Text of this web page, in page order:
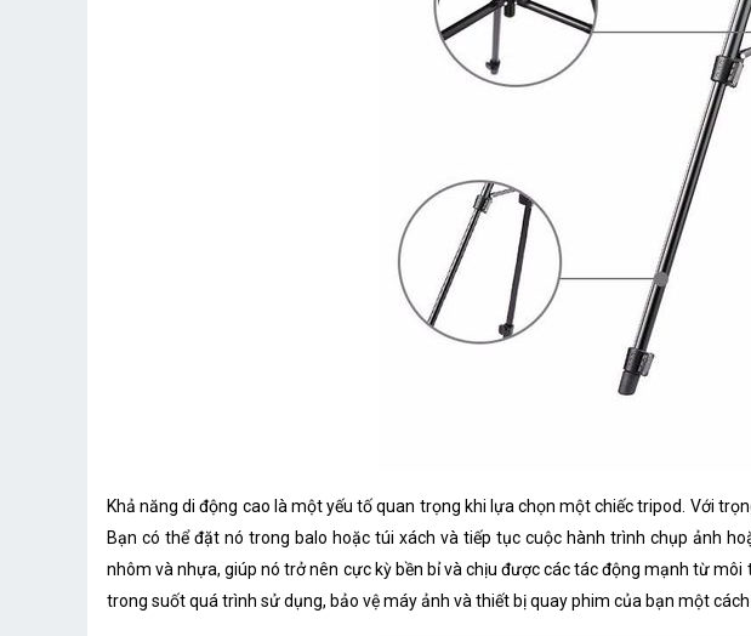
Khả năng di động cao là một yếu tố quan trọng khi lựa chọn một chiếc tripod. Với
Bạn có thể đặt nó trong balo hoặc túi xách và tiếp tục cuộc hành trình chụp ảnh
nhôm và nhựa, giúp nó trở nên cực kỳ bền bỉ và chịu được các tác động mạnh từ
trong suốt quá trình sử dụng, bảo vệ máy ảnh và thiết bị quay phim của bạn một cách